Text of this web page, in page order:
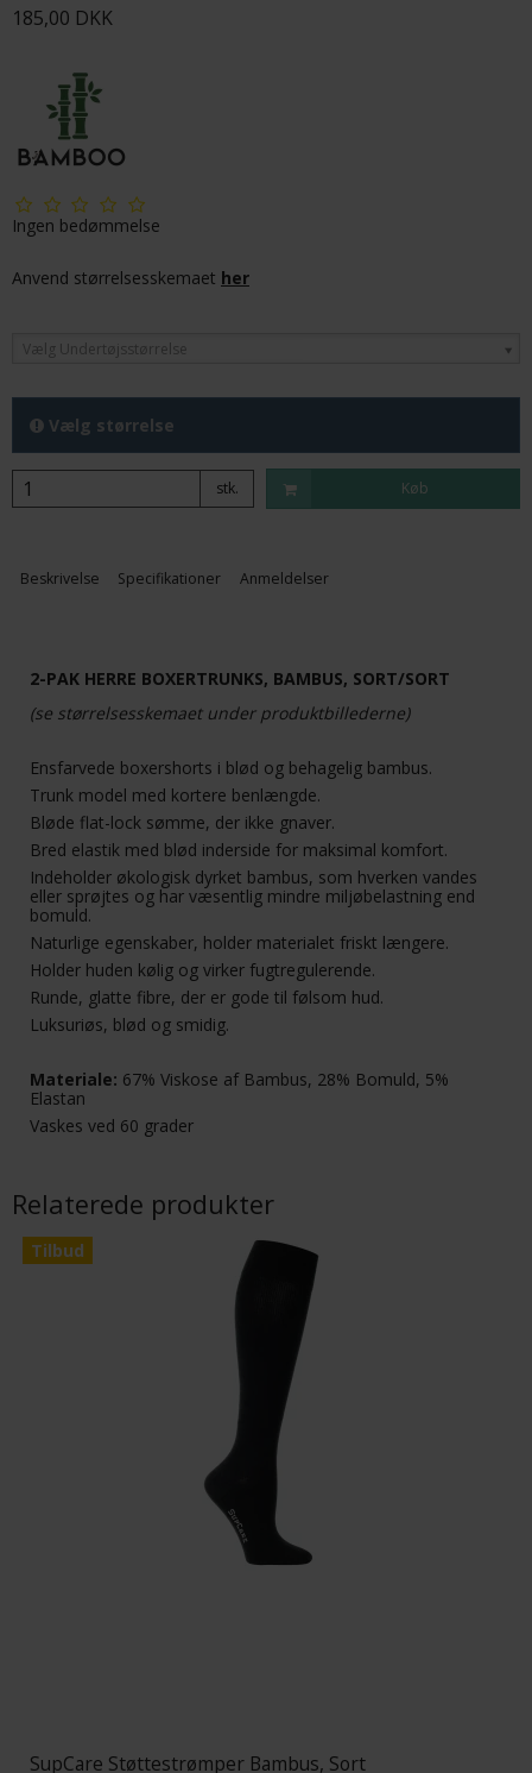
185,00 DKK
Ingen bedømmelse
Anvend størrelsesskemaet her
Vælg Undertøjsstørrelse
Vælg størrelse
stk. Køb
Beskrivelse Specifikationer Anmeldelser
2-PAK HERRE BOXERTRUNKS, BAMBUS, SORT/SORT
(se størrelsesskemaet under produktbillederne)
Ensfarvede boxershorts i blød og behagelig bambus.
Trunk model med kortere benlængde.
Bløde flat-lock sømme, der ikke gnaver.
Bred elastik med blød inderside for maksimal komfort.
Indeholder økologisk dyrket bambus, som hverken vandes
eller sprøjtes og har væsentlig mindre miljøbelastning end
bomuld.
Naturlige egenskaber, holder materialet friskt længere.
Holder huden kølig og virker fugtregulerende.
Runde, glatte fibre, der er gode til følsom hud.
Luksuriøs, blød og smidig.
Materiale: 67% Viskose af Bambus, 28% Bomuld, 5%
Elastan
Vaskes ved 60 grader
Relaterede produkter
Tilbud
SupCare Støttestrømper Bambus, Sort